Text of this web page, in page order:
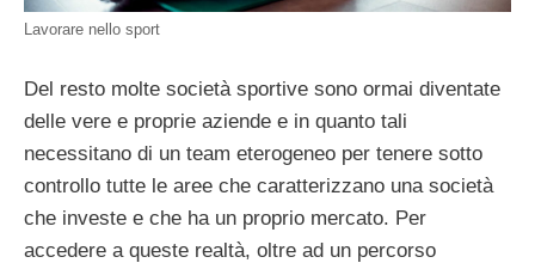
Lavorare nello sport
Del resto molte società sportive sono ormai diventate
delle vere e proprie aziende e in quanto tali
necessitano di un team eterogeneo per tenere sotto
controllo tutte le aree che caratterizzano una società
che investe e che ha un proprio mercato. Per
accedere a queste realtà, oltre ad un percorso